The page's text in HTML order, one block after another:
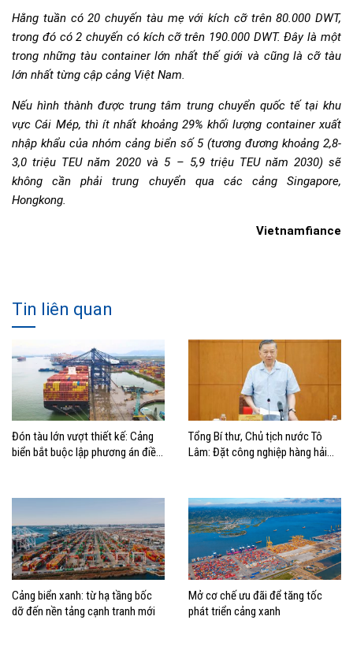
Hằng tuần có 20 chuyến tàu mẹ với kích cỡ trên 80.000 DWT,
trong đó có 2 chuyến có kích cỡ trên 190.000 DWT. Đây là một
trong những tàu container lớn nhất thế giới và cũng là cỡ tàu
lớn nhất từng cập cảng Việt Nam.
Nếu hình thành được trung tâm trung chuyển quốc tế tại khu
vực Cái Mép, thì ít nhất khoảng 29% khối lượng container xuất
nhập khẩu của nhóm cảng biển số 5 (tương đương khoảng 2,8-
3,0 triệu TEU năm 2020 và 5 – 5,9 triệu TEU năm 2030) sẽ
không cần phải trung chuyển qua các cảng Singapore,
Hongkong.
Vietnamfiance
Tin liên quan
Đón tàu lớn vượt thiết kế: Cảng
biển bắt buộc lập phương án điều
Tổng Bí thư, Chủ tịch nước Tô
Lâm: Đặt công nghiệp hàng hải
biển mạnh
Cảng biển xanh: từ hạ tầng bốc
dỡ đến nền tảng cạnh tranh mới
Mở cơ chế ưu đãi để tăng tốc
phát triển cảng xanh